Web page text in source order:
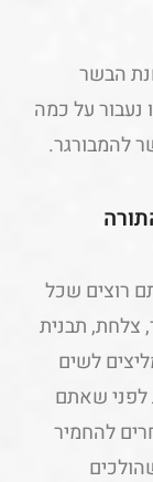
הבשר
נעבור על כמה
להמבורגר.
רוצים שכל
צלחת, תבנית
לשים
שאתם
להחמיר